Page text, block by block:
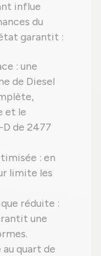
influe
du
garantit :
: une
de Diesel
et le
de 2477
: en
limite les
réduite :
une
quart de